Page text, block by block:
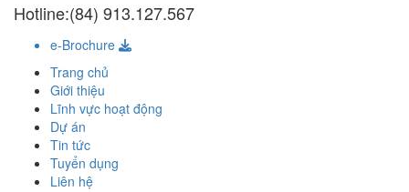
Hotline:(84) 913.127.567
e-Brochure
Trang chủ
Giới thiệu
Lĩnh vực hoạt động
Dự án
Tin tức
Tuyển dụng
Liên hệ